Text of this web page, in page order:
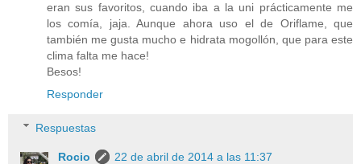
eran sus favoritos, cuando iba a la uni prácticamente me
los comía, jaja. Aunque ahora uso el de Oriflame, que
también me gusta mucho e hidrata mogollón, que para este
clima falta me hace!
Besos!
Responder
Respuestas
Rocio
22 de abril de 2014 a las 11:37